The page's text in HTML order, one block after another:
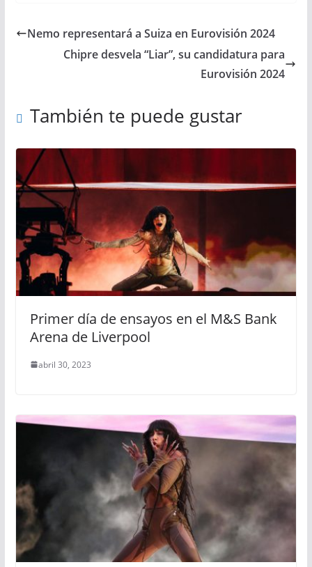
Nemo representará a Suiza en Eurovisión 2024
Chipre desvela “Liar”, su candidatura para
Eurovisión 2024
También te puede gustar
Primer día de ensayos en el M&S Bank
Arena de Liverpool
abril 30, 2023